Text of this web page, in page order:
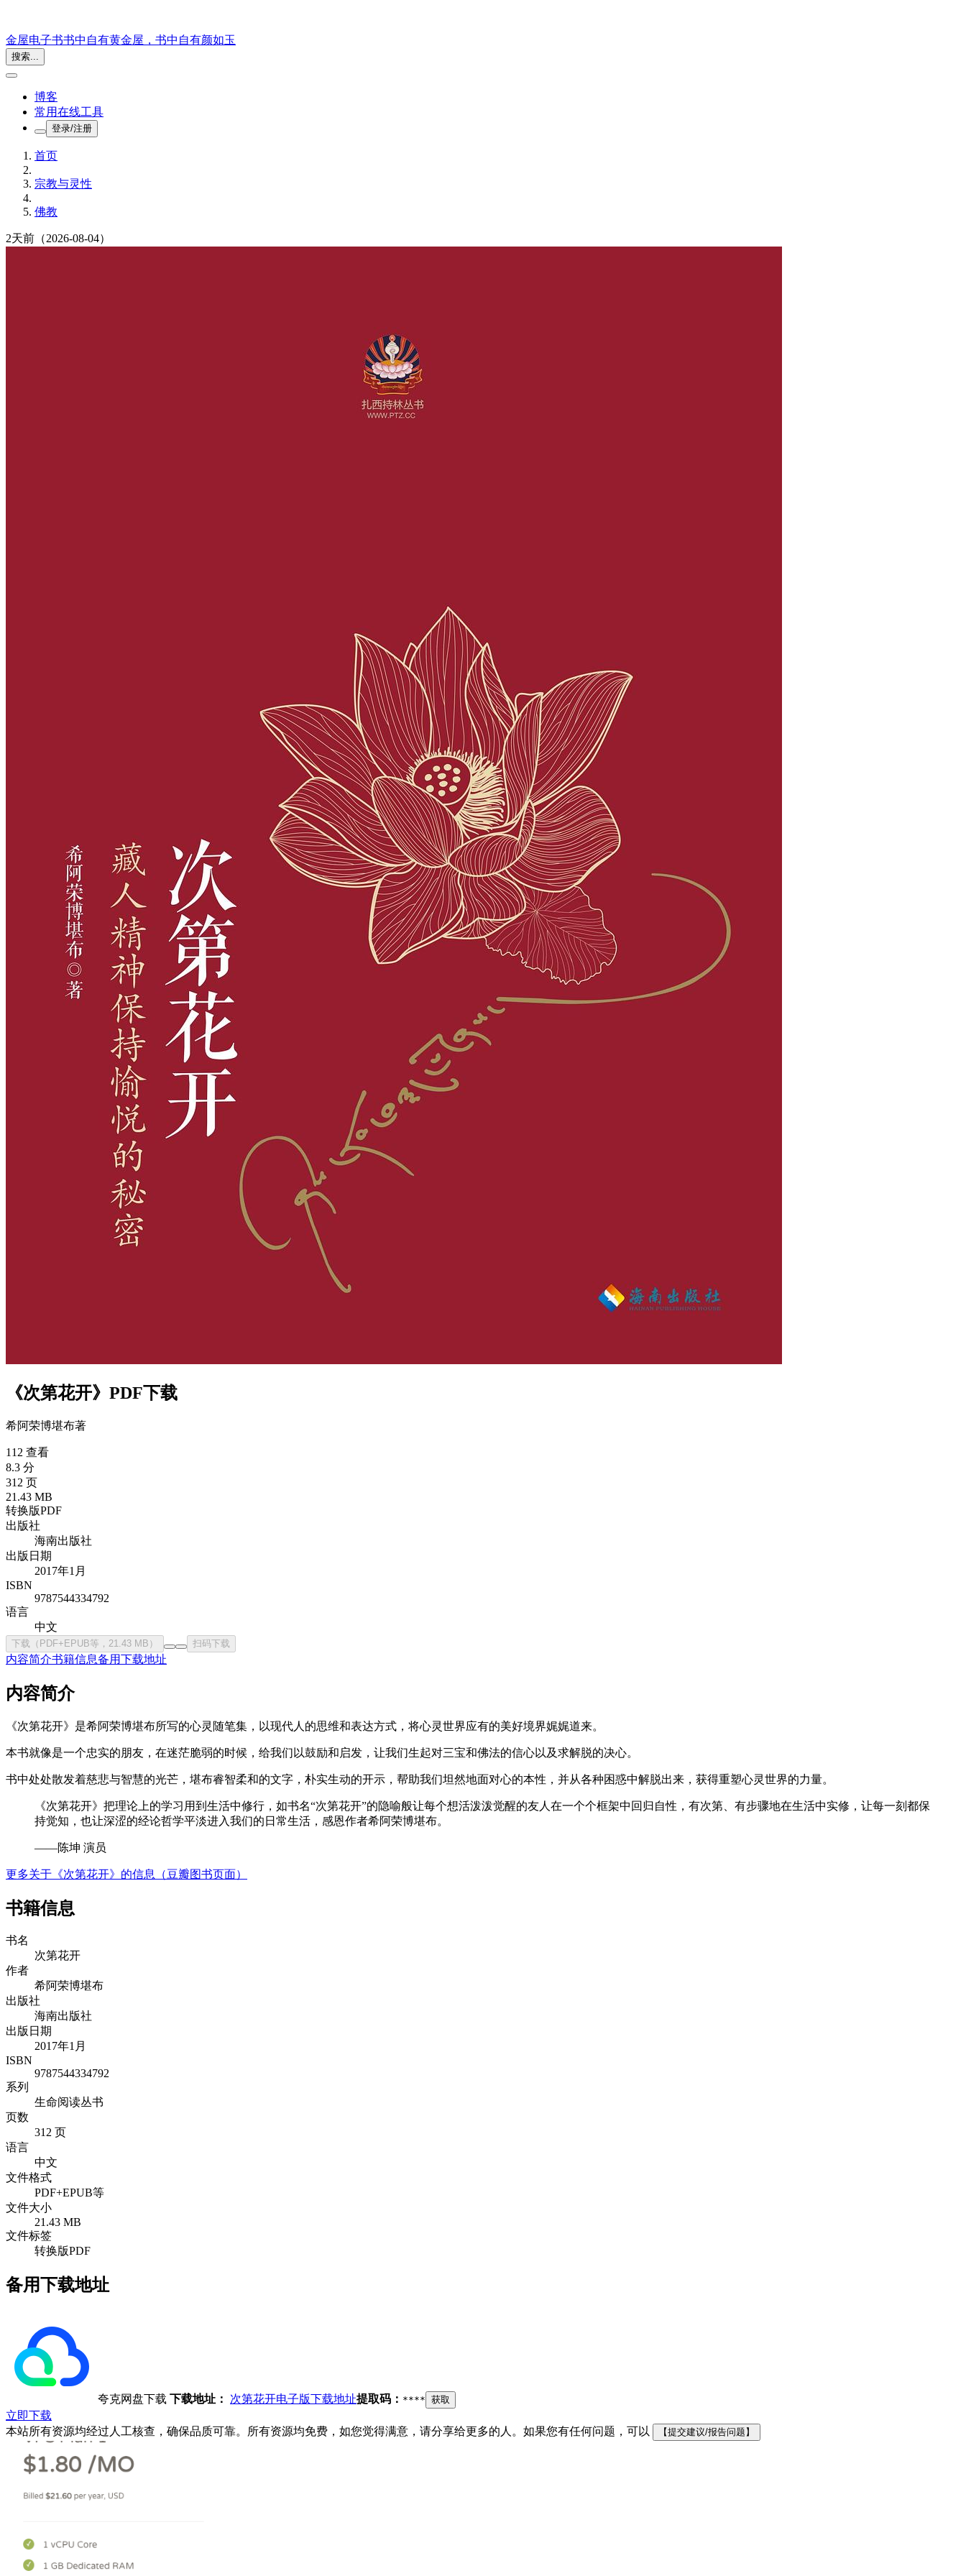
金屋电子书书中自有黄金屋，书中自有颜如玉
搜索...
博客
常用在线工具
登录/注册
首页
宗教与灵性
佛教
2天前 （2026-08-04）
《次第花开》PDF下载
希阿荣博堪布著
112 查看
8.3 分
312 页
21.43 MB
转换版PDF
出版社
海南出版社
出版日期
2017年1月
ISBN
9787544334792
语言
中文
下载（PDF+EPUB等，21.43 MB） 扫码下载
内容简介书籍信息备用下载地址
内容简介
《次第花开》是希阿荣博堪布所写的心灵随笔集，以现代人的思维和表达方式，将心灵世界应有的美好境界娓娓道来。
本书就像是一个忠实的朋友，在迷茫脆弱的时候，给我们以鼓励和启发，让我们生起对三宝和佛法的信心以及求解脱的决心。
书中处处散发着慈悲与智慧的光芒，堪布睿智柔和的文字，朴实生动的开示，帮助我们坦然地面对心的本性，并从各种困惑中解脱出来，获得重塑心灵世界的力量。
《次第花开》把理论上的学习用到生活中修行，如书名“次第花开”的隐喻般让每个想活泼泼觉醒的友人在一个个框架中回归自性，有次第、有步骤地在生活中实修，让每一刻都保
持觉知，也让深涩的经论哲学平淡进入我们的日常生活，感恩作者希阿荣博堪布。
——陈坤 演员
更多关于《次第花开》的信息（豆瓣图书页面）
书籍信息
书名
次第花开
作者
希阿荣博堪布
出版社
海南出版社
出版日期
2017年1月
ISBN
9787544334792
系列
生命阅读丛书
页数
312 页
语言
中文
文件格式
PDF+EPUB等
文件大小
21.43 MB
文件标签
转换版PDF
备用下载地址
夸克网盘下载 下载地址： 次第花开电子版下载地址提取码： **** 获取
立即下载
本站所有资源均经过人工核查，确保品质可靠。所有资源均免费，如您觉得满意，请分享给更多的人。如果您有任何问题，可以
【提交建议/报告问题】